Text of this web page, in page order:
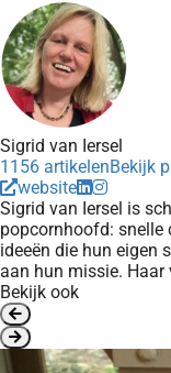
Sigrid van Iersel
1156 artikelenBekijk
website
Sigrid van Iersel is
popcornhoofd: snelle
ideeën die hun eigen
aan hun missie. Haar
Bekijk ook